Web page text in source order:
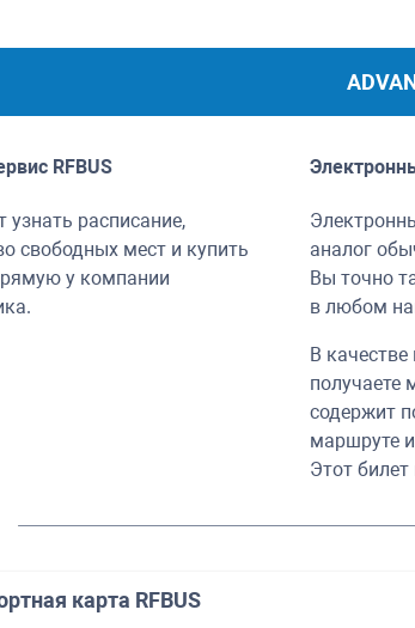
RFBUS
узнать расписание,
свободных мест и купить
у компании
аналог
Вы точно
в любом
В
получаете
содержит
маршруте
Этот
карта RFBUS